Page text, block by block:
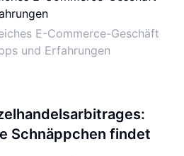
E-Commerce-Geschäft
und Erfahrungen
Schnäppchen findet